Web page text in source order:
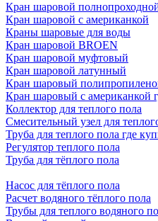
Кран шаровой
Кран шаровой с американкой
Краны шаровые для воды
Кран шаровой BROEN
Кран шаровой муфтовый
Кран шаровой латунный
Кран шаровый
Кран шаровый с американкой
Коллектор для теплого пола
Смесительный узел для
Труба для теплого пола где
Регулятор теплого пола
Труба для тёплого пола
Насос для тёплого пола
Расчет водяного тёплого пола
Трубы для теплого водяного